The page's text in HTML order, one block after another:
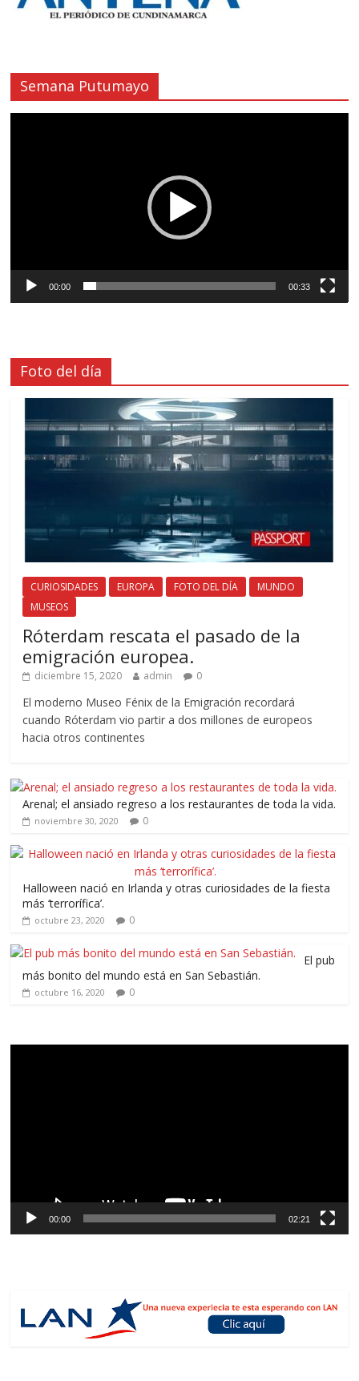
Semana Putumayo
00:00 00:33
Foto del día
CURIOSIDADES EUROPA FOTO DEL DÍA
MUNDO
MUSEOS
Róterdam rescata el pasado de la
emigración europea.
diciembre 15, 2020 admin 0
El moderno Museo Fénix de la Emigración recordará
cuando Róterdam vio partir a dos millones de europeos
hacia otros continentes
Arenal; el ansiado regreso a los restaurantes de toda la vida.
noviembre 30, 2020 0
Halloween nació en Irlanda y otras curiosidades de la fiesta
más ‘terrorífica’.
octubre 23, 2020 0
El pub
más bonito del mundo está en San Sebastián.
octubre 16, 2020 0
00:00 02:21